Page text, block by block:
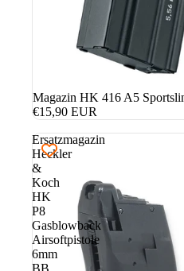
RAM / HOME
RAM WAFFEN
RAM MUNITION
RAM ZUBEHÖR
KUNSTSTOFFHOLSTER
CORDURAHOLSTER
LEDERHOLSTER
Magazin HK 416 A5
€15,90 EUR
Ersatzmagazin
Heckler
&
Koch
HK
P8
Gasblowback
Airsoftpistole
6mm